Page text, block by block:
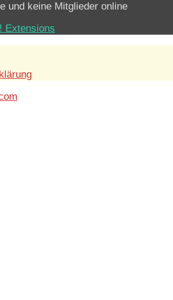
und keine Mitglieder online
Extensions